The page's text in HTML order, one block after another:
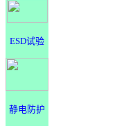
ESD试验
静电防护